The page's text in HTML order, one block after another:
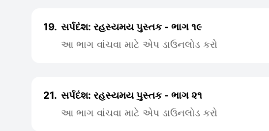
19. સર્પદંશ: રહસ્યમય પુસ્તક - ભાગ ૧૯
આ ભાગ વાંચવા માટે એપ ડાઉનલોડ કરો
21. સર્પદંશ: રહસ્યમય પુસ્તક - ભાગ ૨૧
આ ભાગ વાંચવા માટે એપ ડાઉનલોડ કરો